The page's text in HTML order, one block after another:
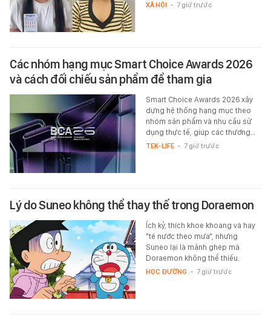
XÃ HỘI - 7 giờ trước
Các nhóm hạng mục Smart Choice Awards 2026
và cách đối chiếu sản phẩm để tham gia
Smart Choice Awards 2026 xây
dựng hệ thống hạng mục theo
nhóm sản phẩm và nhu cầu sử
dụng thực tế, giúp các thương…
TEK-LIFE - 7 giờ trước
Lý do Suneo không thể thay thế trong Doraemon
Ích kỷ, thích khoe khoang và hay
"té nước theo mưa", nhưng
Suneo lại là mảnh ghép mà
Doraemon không thể thiếu.
HỌC ĐƯỜNG - 7 giờ trước